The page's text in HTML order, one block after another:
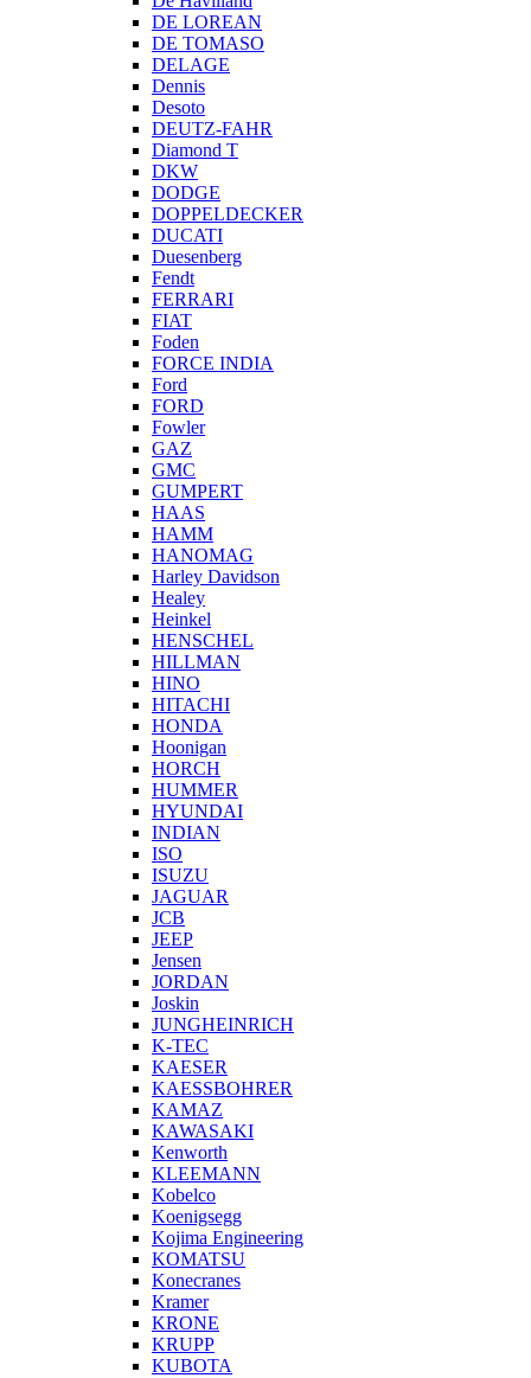
DE LOREAN
DE TOMASO
DELAGE
Dennis
Desoto
DEUTZ-FAHR
Diamond T
DKW
DODGE
DOPPELDECKER
DUCATI
Duesenberg
Fendt
FERRARI
FIAT
Foden
FORCE INDIA
Ford
FORD
Fowler
GAZ
GMC
GUMPERT
HAAS
HAMM
HANOMAG
Harley Davidson
Healey
Heinkel
HENSCHEL
HILLMAN
HINO
HITACHI
HONDA
Hoonigan
HORCH
HUMMER
HYUNDAI
INDIAN
ISO
ISUZU
JAGUAR
JCB
JEEP
Jensen
JORDAN
Joskin
JUNGHEINRICH
K-TEC
KAESER
KAESSBOHRER
KAMAZ
KAWASAKI
Kenworth
KLEEMANN
Kobelco
Koenigsegg
Kojima Engineering
KOMATSU
Konecranes
Kramer
KRONE
KRUPP
KUBOTA